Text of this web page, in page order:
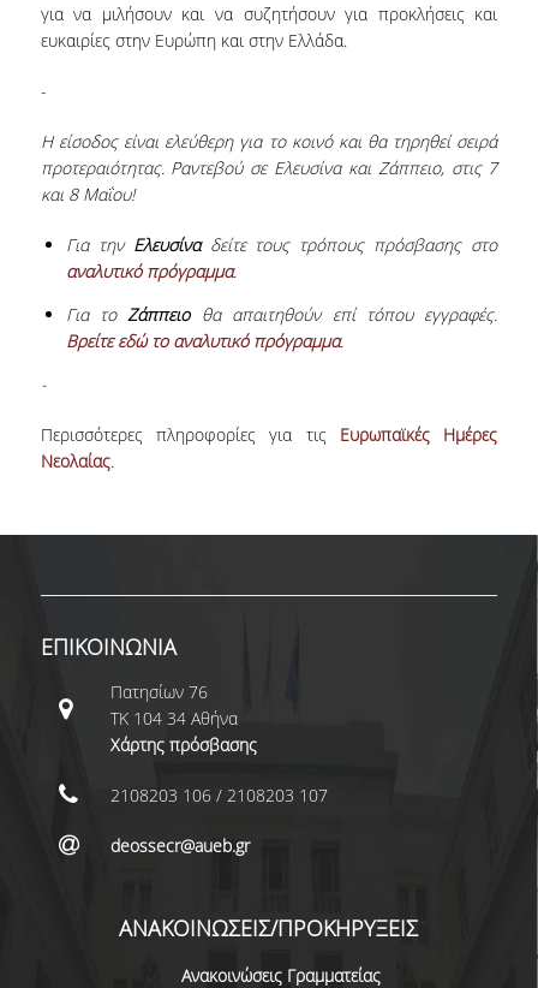
ΛΙΣΤΑ ΣΥΝΕΡΓΑΖΟΜΕΝΩΝ
ΠΑΝΕΠΙΣΤΗΜΙΩΝ
ΤESTIMONIALS
ΑΠΟΤΕΛΕΣΜΑΤΑ ΣΤΑΔΙΟΔΡΟΜΙΑΣ
ΜΕΤΑΠΤΥΧΙΑΚΕΣ ΣΠΟΥΔΕΣ
ΔΙΔΑΚΤΟΡΙΚΟ ΠΡΟΓΡΑΜΜΑ
ΠΕΡΙΓΡΑΦΗ
ΝΕΑ - ΔΡΑΣΤΗΡΙΟΤΗΤΕΣ
ΥΠΟΨΗΦΙΟΙ ΔΙΔΑΚΤΟΡΕΣ
ΔΙΔΑΚΤΟΡΕΣ
PUBLICATIONS IN REFEREED JOURNALS
για να μιλήσουν και να συζητήσουν για προκλήσεις και
ευκαιρίες στην Ευρώπη και στην Ελλάδα.
-
Η είσοδος είναι ελεύθερη για το κοινό και θα τηρηθεί σειρά
προτεραιότητας.Ραντεβού σε Ελευσίνα και Ζάππειο, στις 7
και 8 Μαΐου!
Για την Ελευσίναδείτε τους τρόπους πρόσβασης στο
αναλυτικό πρόγραμμα.
Για τοΖάππειο θα απαιτηθούν επί τόπου εγγραφές.
Βρείτε εδώ το αναλυτικό πρόγραμμα.
-
Περισσότερες πληροφορίες για τις Eυρωπαϊκές Hμέρες
Nεολαίας.
ΕΠΙΚΟΙΝΩΝΙΑ
Πατησίων 76
ΤΚ 104 34 Αθήνα
Χάρτης πρόσβασης
2108203 106 / 2108203 107
deossecr@aueb.gr
ΑΝΑΚΟΙΝΩΣΕΙΣ/ΠΡΟΚΗΡΥΞΕΙΣ
Ανακοινώσεις Γραμματείας